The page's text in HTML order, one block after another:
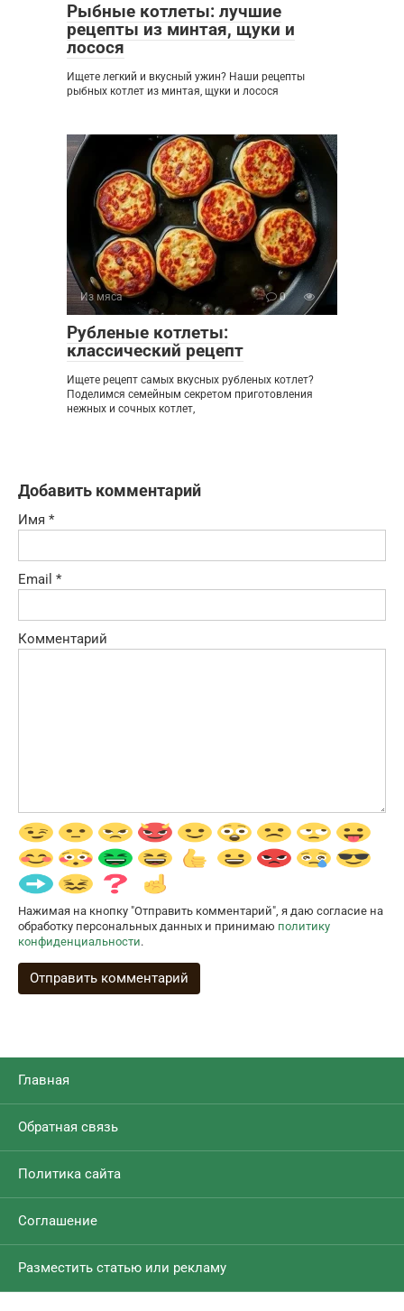
Рыбные котлеты: лучшие
рецепты из минтая, щуки и
лосося
Ищете легкий и вкусный ужин? Наши рецепты
рыбных котлет из минтая, щуки и лосося
Из мяса 0
Рубленые котлеты:
классический рецепт
Ищете рецепт самых вкусных рубленых котлет?
Поделимся семейным секретом приготовления
нежных и сочных котлет,
Добавить комментарий
Имя *
Email *
Комментарий
Нажимая на кнопку "Отправить комментарий", я даю согласие на
обработку персональных данных и принимаю политику
конфиденциальности.
Главная
Обратная связь
Политика сайта
Соглашение
Разместить статью или рекламу